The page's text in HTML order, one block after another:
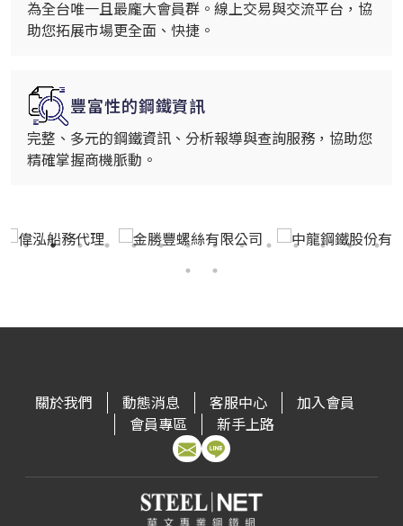
為全台唯一且最龐大會員群。線上交易與交流平台，協
助您拓展市場更全面、快捷。
豐富性的鋼鐵資訊
完整、多元的鋼鐵資訊、分析報導與查詢服務，協助您
精確掌握商機脈動。
關於我們 動態消息 客服中心
加入會員
會員專區
新手上路